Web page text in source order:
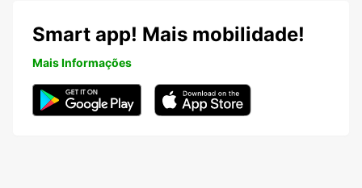
Smart app! Mais mobilidade!
Mais Informações